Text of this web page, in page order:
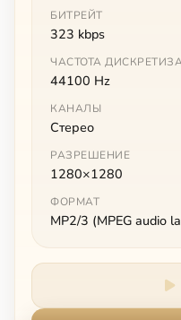
БИТРЕЙТ
323 kbps
ЧАСТОТА
44100 Hz
КАНАЛЫ
Стерео
РАЗРЕШЕНИЕ
1280×1280
ФОРМАТ
MP2/3 (MPEG audio